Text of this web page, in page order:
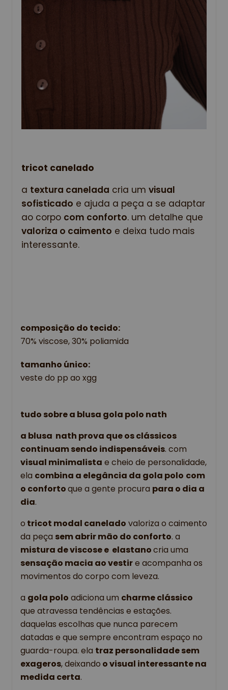
tricot canelado
a textura canelada cria um visual
sofisticado e ajuda a peça a se adaptar
ao corpo com conforto
valoriza o caimento e deixa tudo mais
interessante.
composição do tecido:
70% viscose, 30% poliamida
tamanho único:
veste do pp ao xgg
tudo sobre a blusa gola polo nath
a blusa  nath prova que os clássicos
continuam sendo indispensáveis. com
visual minimalista e cheio de personalidade,
ela combina a elegância da gola polo com
o conforto que a gente procura para o dia a
dia.
o tricot modal canelado valoriza o caimento
da peça sem abrir mão do conforto
mistura de viscose e  elastano
sensação macia ao vestir e acompanha os
movimentos do corpo com leveza.
a gola polo adiciona um
que atravessa tendências e estações.
daquelas escolhas que nunca parecem
datadas e que sempre encontram espaço no
guarda-roupa. ela traz personalidade sem
exageros, deixando o visual interessante na
medida certa.